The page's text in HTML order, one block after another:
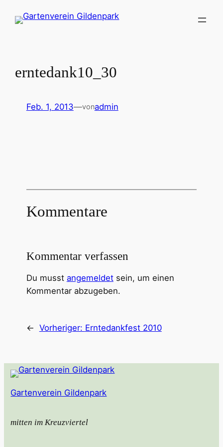
Inhalt
erntedank10_30
Feb. 1, 2013—vonadmin
Kommentare
Kommentar verfassen
Du musst angemeldetsein, um einen
Kommentar abzugeben.
← Vorheriger: Erntedankfest 2010
Gartenverein Gildenpark
mitten im Kreuzviertel